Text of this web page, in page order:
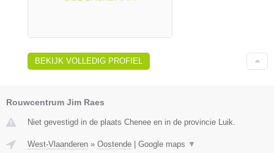
BEKIJK VOLLEDIG PROFIEL
Rouwcentrum Jim Raes
Niet gevestigd in de plaats Chenee en in de provincie Luik.
West-Vlaanderen » Oostende Google maps ▼